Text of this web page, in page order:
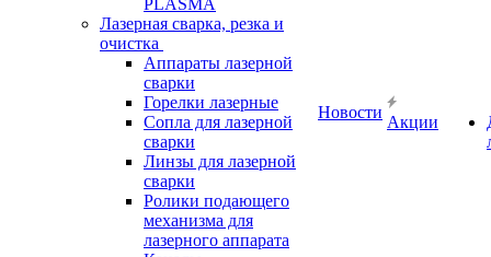
PLASMA
Лазерная сварка, резка и
очистка
Аппараты лазерной
сварки
Горелки лазерные
Сопла для лазерной
сварки
Линзы для лазерной
сварки
Ролики подающего
механизма для
лазерного аппарата
Новости
Акции